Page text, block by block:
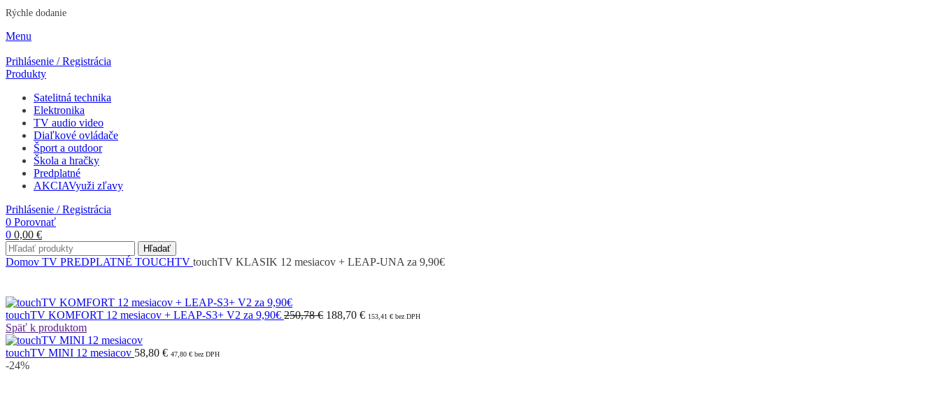
Rýchle dodanie
Menu
Prihlásenie / Registrácia
Produkty
Satelitná technika
Elektronika
TV audio video
Diaľkové ovládače
Šport a outdoor
Škola a hračky
Predplatné
AKCIAVyuži zľavy
Prihlásenie / Registrácia
0 Porovnať
0 0,00 €
Hľadať
Domov TV PREDPLATNÉ TOUCHTV touchTV KLASIK 12 mesiacov + LEAP-UNA za 9,90€
touchTV KOMFORT 12 mesiacov + LEAP-S3+ V2 za 9,90€ 250,78 € 188,70 € 153,41 € bez DPH
Späť k produktom
touchTV MINI 12 mesiacov 58,80 € 47,80 € bez DPH
-24%